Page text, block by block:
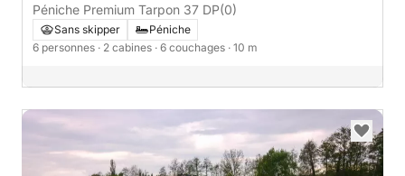
Péniche Premium Tarpon 37 DP(0)
Sans skipper
Péniche
6 personnes · 2 cabines · 6 couchages · 10 m